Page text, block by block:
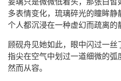
多表情变化，琉璃碎光的瞳眸
个人都沉浸在一种虚幻而疏离的
顾砚舟见她如此，眼中闪过一丝
指尖在空气中划过一道细微的
然而从容。